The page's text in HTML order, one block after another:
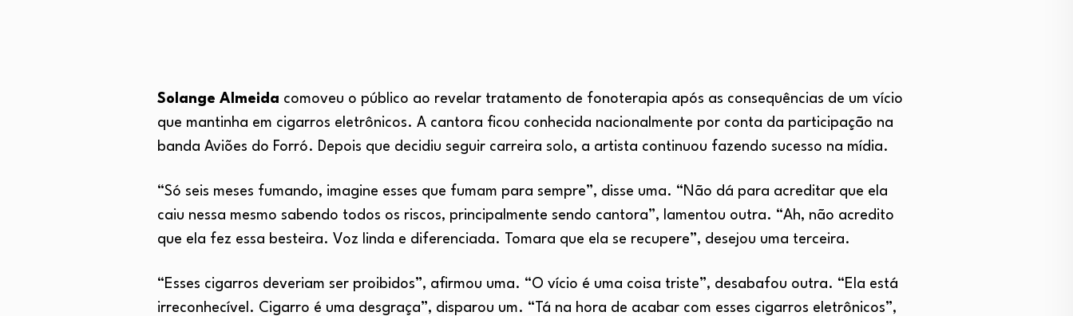
Solange Almeida comoveu o público ao revelar tratamento de fonoterapia após as consequências de um vício
que mantinha em cigarros eletrônicos. A cantora ficou conhecida nacionalmente por conta da participação na
banda Aviões do Forró. Depois que decidiu seguir carreira solo, a artista continuou fazendo sucesso na mídia.
“Só seis meses fumando, imagine esses que fumam para sempre”, disse uma. “Não dá para acreditar que ela
caiu nessa mesmo sabendo todos os riscos, principalmente sendo cantora”, lamentou outra. “Ah, não acredito
que ela fez essa besteira. Voz linda e diferenciada. Tomara que ela se recupere”, desejou uma terceira.
“Esses cigarros deveriam ser proibidos”, afirmou uma. “O vício é uma coisa triste”, desabafou outra. “Ela está
irreconhecível. Cigarro é uma desgraça”, disparou um. “Tá na hora de acabar com esses cigarros eletrônicos”,